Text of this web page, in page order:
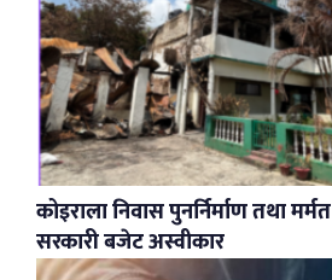
कोइराला निवास पुनर्निर्माण तथा
सरकारी बजेट अस्वीकार